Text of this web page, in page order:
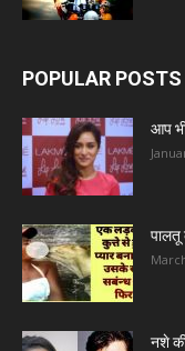
POPULAR POSTS
आप
पालतू
नशे